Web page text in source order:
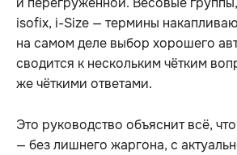
isofix, i-Size — термины
на самом деле выбор хорошего
сводится к нескольким чётким
же чёткими ответами.
Это руководство объяснит всё,
— без лишнего жаргона, с